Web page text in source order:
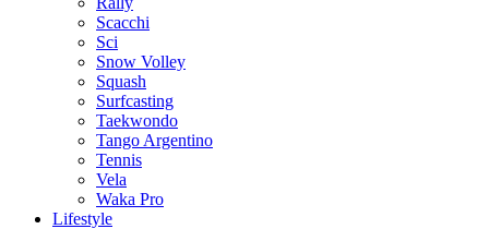
Scacchi
Sci
Snow Volley
Squash
Surfcasting
Taekwondo
Tango Argentino
Tennis
Vela
Waka Pro
Lifestyle